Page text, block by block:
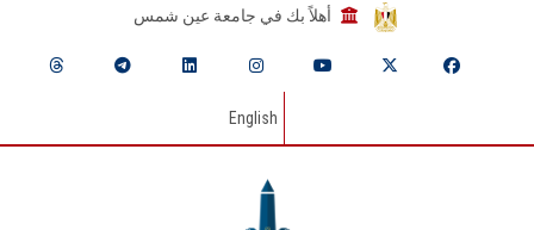
أهلاً بك في جامعة عين شمس
English